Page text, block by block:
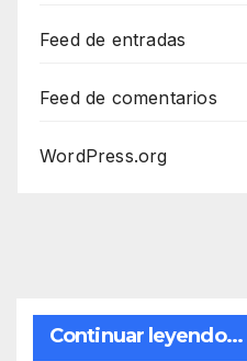
Feed de entradas
Feed de comentarios
WordPress.org
Continuar leyendo...